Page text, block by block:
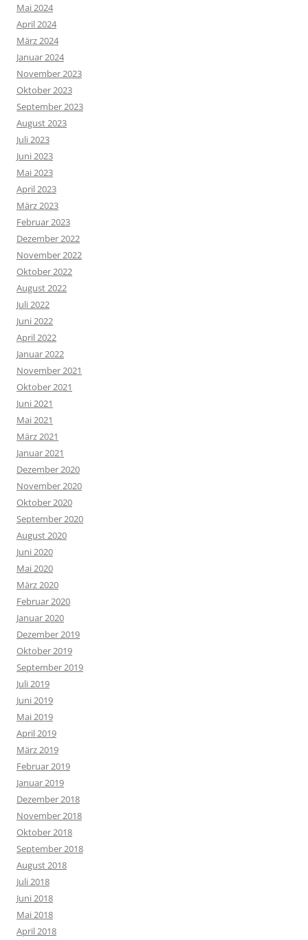
Mai 2024
April 2024
März 2024
Januar 2024
November 2023
Oktober 2023
September 2023
August 2023
Juli 2023
Juni 2023
Mai 2023
April 2023
März 2023
Februar 2023
Dezember 2022
November 2022
Oktober 2022
August 2022
Juli 2022
Juni 2022
April 2022
Januar 2022
November 2021
Oktober 2021
Juni 2021
Mai 2021
März 2021
Januar 2021
Dezember 2020
November 2020
Oktober 2020
September 2020
August 2020
Juni 2020
Mai 2020
März 2020
Februar 2020
Januar 2020
Dezember 2019
Oktober 2019
September 2019
Juli 2019
Juni 2019
Mai 2019
April 2019
März 2019
Februar 2019
Januar 2019
Dezember 2018
November 2018
Oktober 2018
September 2018
August 2018
Juli 2018
Juni 2018
Mai 2018
April 2018